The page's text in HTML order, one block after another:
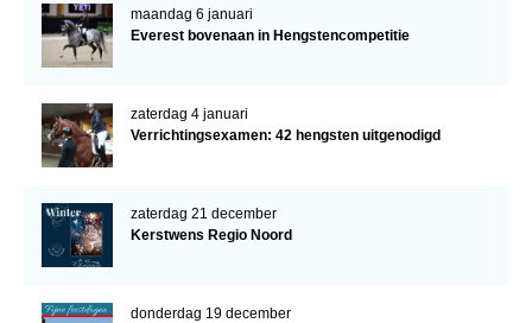
maandag 6 januari
Everest bovenaan in Hengstencompetitie
zaterdag 4 januari
Verrichtingsexamen: 42 hengsten uitgenodigd
zaterdag 21 december
Kerstwens Regio Noord
donderdag 19 december